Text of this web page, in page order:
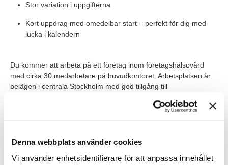
Denna webbplats använder cookies
Vi använder enhetsidentifierare för att anpassa innehållet
Stor variation i uppgifterna
Kort uppdrag med omedelbar start – perfekt för dig med
lucka i kalendern
Du kommer att arbeta på ett företag inom företagshälsovård
med cirka 30 medarbetare på huvudkontoret. Arbetsplatsen är
belägen i centrala Stockholm med god tillgång till
präglas av samarbete, engagemang och ett högt kvalitetstänk.
kontorsadministration, reception, eller som VD-assistent. Du är